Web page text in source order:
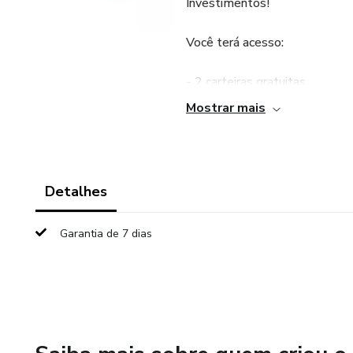
Você terá acesso:
- 2 carteiras gratuitas
Mostrar mais
Detalhes
Garantia de 7 dias